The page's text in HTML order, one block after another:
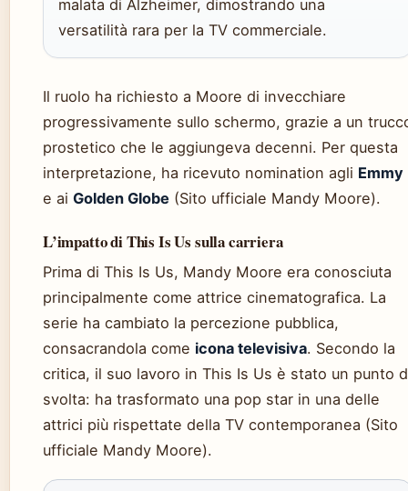
malata di Alzheimer, dimostrando una
versatilità rara per la TV commerciale.
Il ruolo ha richiesto a Moore di invecchiare
progressivamente sullo schermo, grazie a un
prostetico che le aggiungeva decenni. Per questa
interpretazione, ha ricevuto nomination agli Emmy
e ai Golden Globe (Sito ufficiale Mandy Moore).
L’impatto di This Is Us sulla carriera
Prima di This Is Us, Mandy Moore era conosciuta
principalmente come attrice cinematografica. La
serie ha cambiato la percezione pubblica,
consacrandola come icona televisiva. Secondo la
critica, il suo lavoro in This Is Us è stato un punto
svolta: ha trasformato una pop star in una delle
attrici più rispettate della TV contemporanea (Sito
ufficiale Mandy Moore).